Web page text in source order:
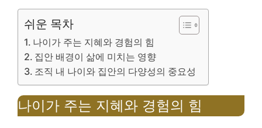
쉬운 목차
나이가 주는 지혜와 경험의 힘
집안 배경이 삶에 미치는 영향
조직 내 나이와 집안의 다양성의 중요성
나이가 주는 지혜와 경험의 힘